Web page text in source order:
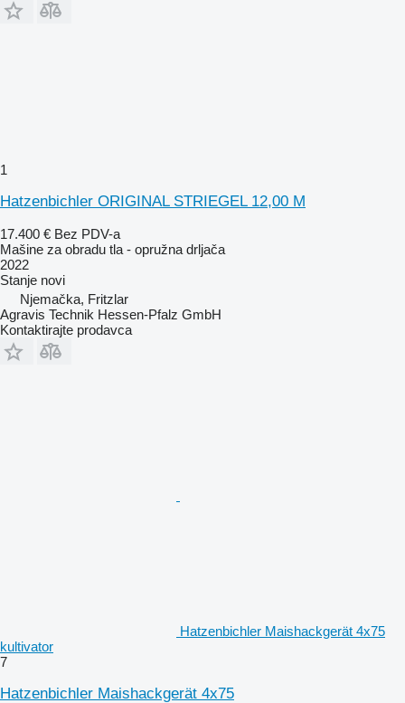
1
Hatzenbichler ORIGINAL STRIEGEL 12,00 M
17.400 € Bez PDV-a
Mašine za obradu tla - opružna drljača
2022
Stanje novi
Njemačka, Fritzlar
Agravis Technik Hessen-Pfalz GmbH
Kontaktirajte prodavca
Hatzenbichler Maishackgerät 4x75
kultivator
7
Hatzenbichler Maishackgerät 4x75